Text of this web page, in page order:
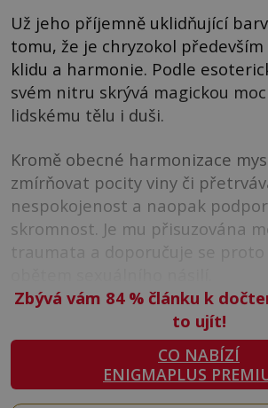
Už jeho příjemně uklidňující
tomu, že je chryzokol
klidu a harmonie. Podle
svém nitru skrývá magickou
lidskému tělu i duši.
Kromě obecné harmonizace
zmírňovat pocity viny či
nespokojenost a naopak
skromnost. Je mu přisuzována
traumata a doporučuje se proto
Zbývá vám 84 %článku k
to ujít!
CO NABÍZÍ
ENIGMAPLUS